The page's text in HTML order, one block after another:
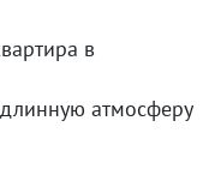
в
атмосферу